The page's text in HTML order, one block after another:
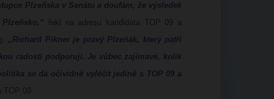
Plzeňska v Senátu a doufám, že výsledek
řekl na adresu kandidáta TOP 09 a
„Richard Pikner je pravý Plzeňák, který patří
radostí podporuji. Je vůbec zajímavé, kolik
se dá očividně vyléčit jedině s TOP 09 a
09.